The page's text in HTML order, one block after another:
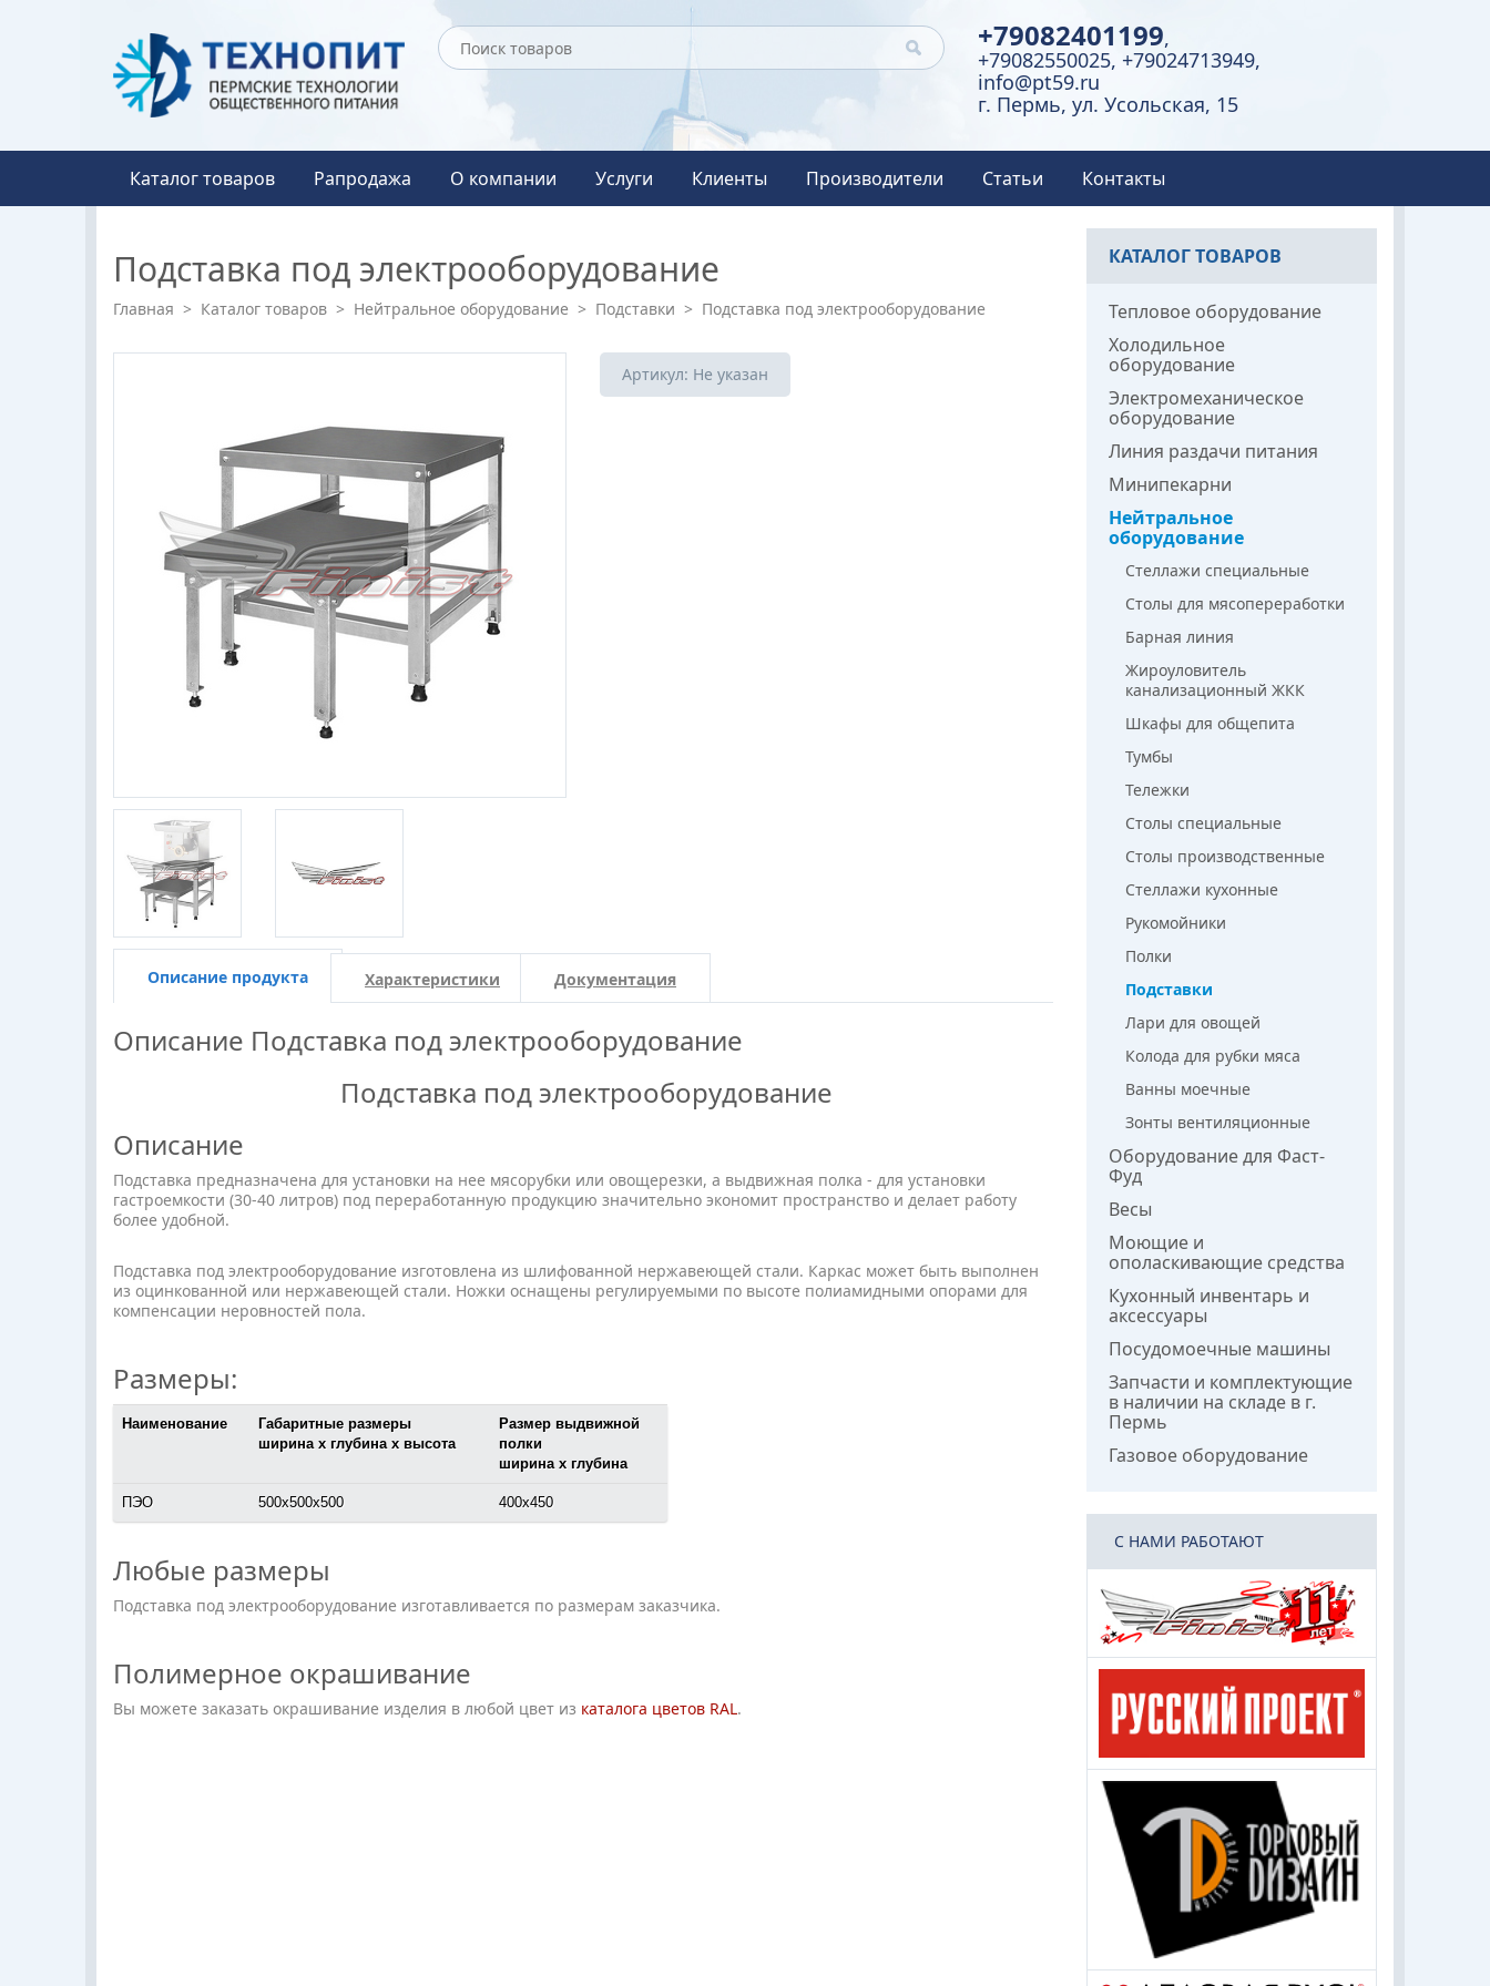
+79082401199,
+79082550025, +79024713949,
info@pt59.ru
г. Пермь, ул. Усольская, 15
Каталог товаров Рапродажа О компании Услуги Клиенты Производители Статьи Контакты
Подставка под электрооборудование
Главная > Каталог товаров > Нейтральное оборудование > Подставки > Подставка под электрооборудование
Артикул: Не указан
Описание продукта
Описание Подставка под электрооборудование
Подставка под электрооборудование
Описание
Подставка предназначена для установки на нее мясорубки или овощерезки, а выдвижная полка - для установки
гастроемкости (30-40 литров) под переработанную продукцию значительно экономит пространство и делает работу
более удобной.
Подставка под электрооборудование изготовлена из шлифованной нержавеющей стали. Каркас может быть выполнен
из оцинкованной или нержавеющей стали. Ножки оснащены регулируемыми по высоте полиамидными опорами для
компенсации неровностей пола.
Размеры:
Наименование
Габаритные размеры
ширина х глубина х высота
Размер выдвижной
полки
ширина х глубина
ПЭО 500х500х500 400х450
Любые размеры
Подставка под электрооборудование изготавливается по размерам заказчика.
Полимерное окрашивание
Вы можете заказать окрашивание изделия в любой цвет из каталога цветов RAL.
Характеристики Документация
КАТАЛОГ ТОВАРОВ
Тепловое оборудование
Холодильное
оборудование
Электромеханическое
оборудование
Линия раздачи питания
Минипекарни
Нейтральное
оборудование
Стеллажи специальные
Столы для мясопереработки
Барная линия
Жироуловитель
канализационный ЖКК
Шкафы для общепита
Тумбы
Тележки
Столы специальные
Столы производственные
Стеллажи кухонные
Рукомойники
Полки
Подставки
Лари для овощей
Колода для рубки мяса
Ванны моечные
Зонты вентиляционные
Оборудование для Фаст-
Фуд
Весы
Моющие и
ополаскивающие средства
Кухонный инвентарь и
аксессуары
Посудомоечные машины
Запчасти и комплектующие
в наличии на складе в г.
Пермь
Газовое оборудование
C НАМИ РАБОТАЮТ